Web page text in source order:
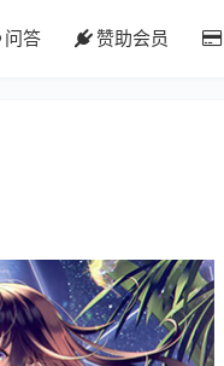
问答 赞助会员